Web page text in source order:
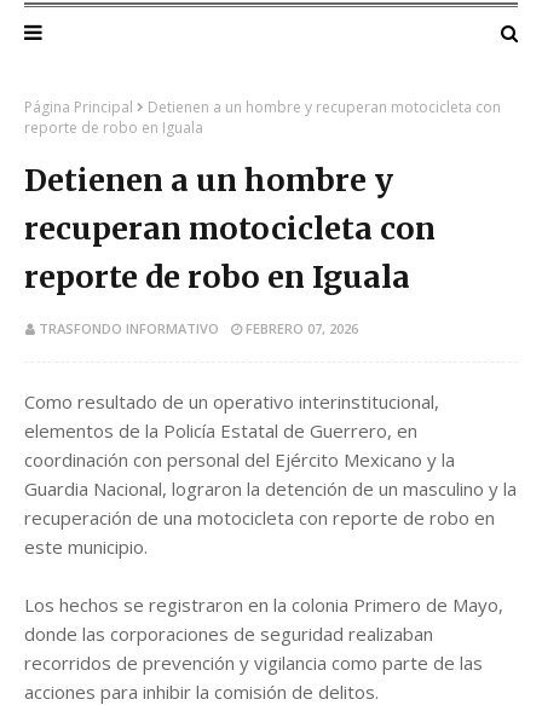
Página Principal
Detienen a un hombre y recuperan motocicleta con
reporte de robo en Iguala
Detienen a un hombre y
recuperan motocicleta con
reporte de robo en Iguala
TRASFONDO INFORMATIVO FEBRERO 07, 2026
Como resultado de un operativo interinstitucional,
elementos de la Policía Estatal de Guerrero, en
coordinación con personal del Ejército Mexicano y la
Guardia Nacional, lograron la detención de un masculino y la
recuperación de una motocicleta con reporte de robo en
este municipio.
Los hechos se registraron en la colonia Primero de Mayo,
donde las corporaciones de seguridad realizaban
recorridos de prevención y vigilancia como parte de las
acciones para inhibir la comisión de delitos.